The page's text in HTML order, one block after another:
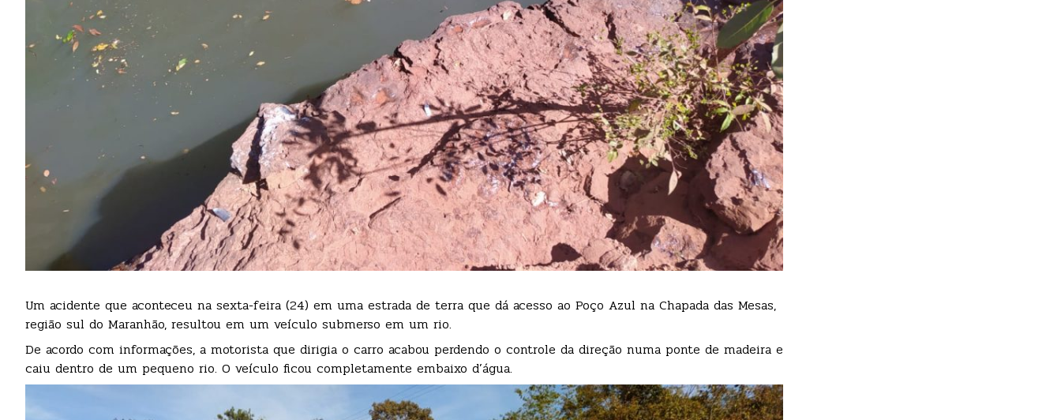
Um acidente que aconteceu na sexta-feira (24) em uma estrada de terra que dá acesso ao Poço Azul na Chapada das Mesas,
região sul do Maranhão, resultou em um veículo submerso em um rio.
De acordo com informações, a motorista que dirigia o carro acabou perdendo o controle da direção numa ponte de madeira e
caiu dentro de um pequeno rio. O veículo ficou completamente embaixo d’água.